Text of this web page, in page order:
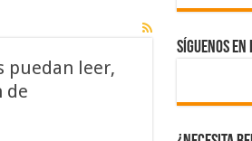
puedan leer,
de
Síguenos